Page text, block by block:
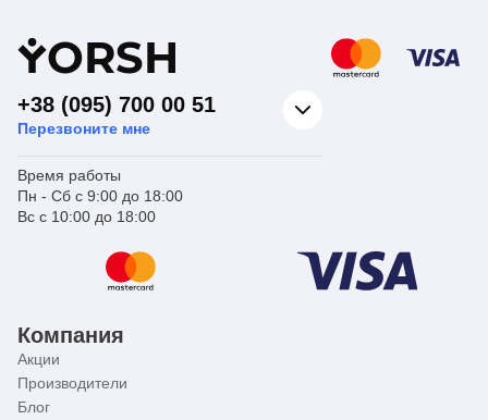
YORSH
+38 (095) 700 00 51
Перезвоните мне
Время работы
Пн - Сб с 9:00 до 18:00
Вс с 10:00 до 18:00
Компания
Акции
Производители
Блог